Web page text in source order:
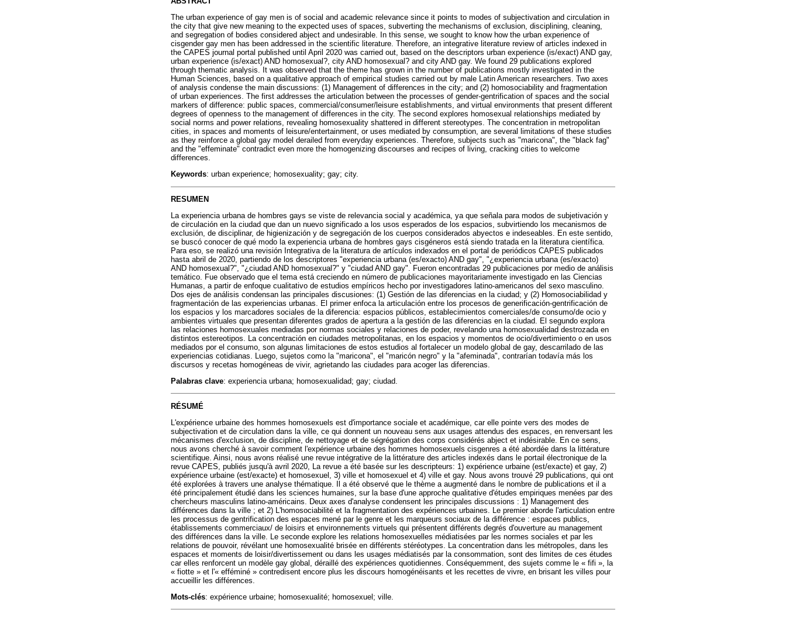
The urban experience of gay men is of social and academic relevance since it points to modes of subjectivation and circulation in
the city that give new meaning to the expected uses of spaces, subverting the mechanisms of exclusion, disciplining, cleaning,
and segregation of bodies considered abject and undesirable. In this sense, we sought to know how the urban experience of
cisgender gay men has been addressed in the scientific literature. Therefore, an integrative literature review of articles indexed in
the CAPES journal portal published until April 2020 was carried out, based on the descriptors urban experience (is/exact) AND gay,
urban experience (is/exact) AND homosexual?, city AND homosexual? and city AND gay. We found 29 publications explored
through thematic analysis. It was observed that the theme has grown in the number of publications mostly investigated in the
Human Sciences, based on a qualitative approach of empirical studies carried out by male Latin American researchers. Two axes
of analysis condense the main discussions: (1) Management of differences in the city; and (2) homosociability and fragmentation
of urban experiences. The first addresses the articulation between the processes of gender-gentrification of spaces and the social
markers of difference: public spaces, commercial/consumer/leisure establishments, and virtual environments that present different
degrees of openness to the management of differences in the city. The second explores homosexual relationships mediated by
social norms and power relations, revealing homosexuality shattered in different stereotypes. The concentration in metropolitan
cities, in spaces and moments of leisure/entertainment, or uses mediated by consumption, are several limitations of these studies
as they reinforce a global gay model derailed from everyday experiences. Therefore, subjects such as "maricona", the "black fag"
and the "effeminate" contradict even more the homogenizing discourses and recipes of living, cracking cities to welcome
differences.
Keywords: urban experience; homosexuality; gay; city.
RESUMEN
La experiencia urbana de hombres gays se viste de relevancia social y académica, ya que señala para modos de subjetivación y
de circulación en la ciudad que dan un nuevo significado a los usos esperados de los espacios, subvirtiendo los mecanismos de
exclusión, de disciplinar, de higienización y de segregación de los cuerpos considerados abyectos e indeseables. En este sentido,
se buscó conocer de qué modo la experiencia urbana de hombres gays cisgéneros está siendo tratada en la literatura científica.
Para eso, se realizó una revisión Integrativa de la literatura de artículos indexados en el portal de periódicos CAPES publicados
hasta abril de 2020, partiendo de los descriptores "experiencia urbana (es/exacto) AND gay", "¿experiencia urbana (es/exacto)
AND homosexual?", "¿ciudad AND homosexual?" y "ciudad AND gay". Fueron encontradas 29 publicaciones por medio de análisis
temático. Fue observado que el tema está creciendo en número de publicaciones mayoritariamente investigado en las Ciencias
Humanas, a partir de enfoque cualitativo de estudios empíricos hecho por investigadores latino-americanos del sexo masculino.
Dos ejes de análisis condensan las principales discusiones: (1) Gestión de las diferencias en la ciudad; y (2) Homosociabilidad y
fragmentación de las experiencias urbanas. El primer enfoca la articulación entre los procesos de generificación-gentrificación de
los espacios y los marcadores sociales de la diferencia: espacios públicos, establecimientos comerciales/de consumo/de ocio y
ambientes virtuales que presentan diferentes grados de apertura a la gestión de las diferencias en la ciudad. El segundo explora
las relaciones homosexuales mediadas por normas sociales y relaciones de poder, revelando una homosexualidad destrozada en
distintos estereotipos. La concentración en ciudades metropolitanas, en los espacios y momentos de ocio/divertimiento o en usos
mediados por el consumo, son algunas limitaciones de estos estudios al fortalecer un modelo global de gay, descarrilado de las
experiencias cotidianas. Luego, sujetos como la "maricona", el "maricón negro" y la "afeminada", contrarían todavía más los
discursos y recetas homogéneas de vivir, agrietando las ciudades para acoger las diferencias.
Palabras clave: experiencia urbana; homosexualidad; gay; ciudad.
RÉSUMÉ
L'expérience urbaine des hommes homosexuels est d'importance sociale et académique, car elle pointe vers des modes de
subjectivation et de circulation dans la ville, ce qui donnent un nouveau sens aux usages attendus des espaces, en renversant les
mécanismes d'exclusion, de discipline, de nettoyage et de ségrégation des corps considérés abject et indésirable. En ce sens,
nous avons cherché à savoir comment l'expérience urbaine des hommes homosexuels cisgenres a été abordée dans la littérature
scientifique. Ainsi, nous avons réalisé une revue intégrative de la littérature des articles indexés dans le portail électronique de la
revue CAPES, publiés jusqu'à avril 2020, La revue a été basée sur les descripteurs: 1) expérience urbaine (est/exacte) et gay, 2)
expérience urbaine (est/exacte) et homosexuel, 3) ville et homosexuel et 4) ville et gay. Nous avons trouvé 29 publications, qui ont
été explorées à travers une analyse thématique. Il a été observé que le thème a augmenté dans le nombre de publications et il a
été principalement étudié dans les sciences humaines, sur la base d'une approche qualitative d'études empiriques menées par des
chercheurs masculins latino-américains. Deux axes d'analyse condensent les principales discussions : 1) Management des
différences dans la ville ; et 2) L'homosociabilité et la fragmentation des expériences urbaines. Le premier aborde l'articulation entre
les processus de gentrification des espaces mené par le genre et les marqueurs sociaux de la différence : espaces publics,
établissements commerciaux/ de loisirs et environnements virtuels qui présentent différents degrés d'ouverture au management
des différences dans la ville. Le seconde explore les relations homosexuelles médiatisées par les normes sociales et par les
relations de pouvoir, révélant une homosexualité brisée en différents stéréotypes. La concentration dans les métropoles, dans les
espaces et moments de loisir/divertissement ou dans les usages médiatisés par la consommation, sont des limites de ces études
car elles renforcent un modèle gay global, déraillé des expériences quotidiennes. Conséquemment, des sujets comme le « fifi », la
« fiotte » et l'« efféminé » contredisent encore plus les discours homogénéisants et les recettes de vivre, en brisant les villes pour
accueillir les différences.
Mots-clés: expérience urbaine; homosexualité; homosexuel; ville.